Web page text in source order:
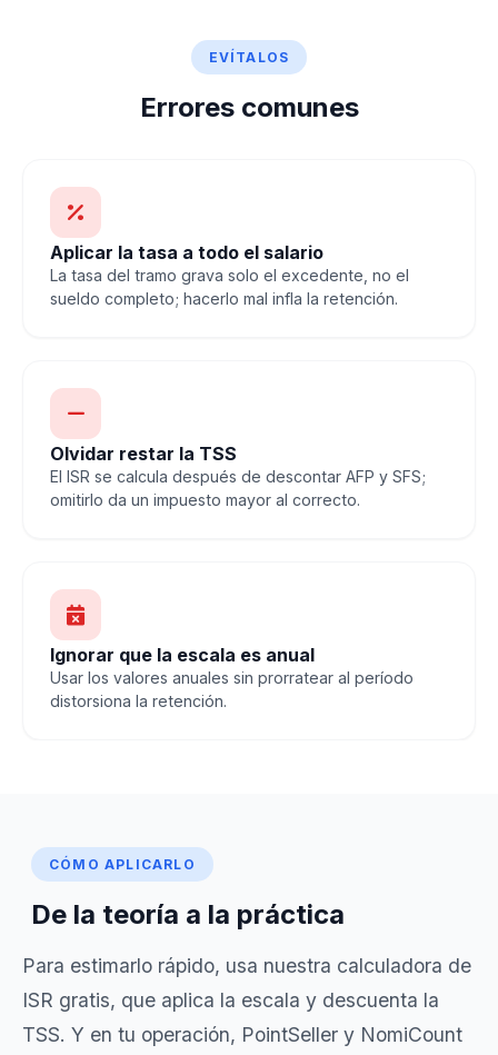
EVÍTALOS
Errores comunes
Aplicar la tasa a todo el salario
La tasa del tramo grava solo el excedente, no el
sueldo completo; hacerlo mal infla la retención.
Olvidar restar la TSS
El ISR se calcula después de descontar AFP y SFS;
omitirlo da un impuesto mayor al correcto.
Ignorar que la escala es anual
Usar los valores anuales sin prorratear al período
distorsiona la retención.
CÓMO APLICARLO
De la teoría a la práctica
Para estimarlo rápido, usa nuestra calculadora de
ISR gratis, que aplica la escala y descuenta la
TSS. Y en tu operación, PointSeller y NomiCount